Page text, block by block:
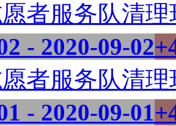
者服务队清
- 2020-09-02
者服务队清
- 2020-09-01